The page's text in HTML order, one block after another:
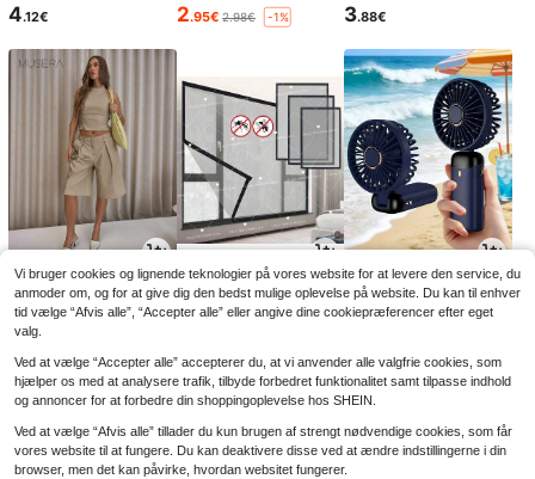
4.12€ 2.95€ 2.98€ -1% 3.88€
18.80€ 5.22€5.42€ -3% 3.15€
Vi bruger cookies og lignende teknologier på vores website for at levere den service, du
anmoder om, og for at give dig den bedst mulige oplevelse på website. Du kan til enhver
tid vælge “Afvis alle”, “Accepter alle” eller angive dine cookiepræferencer efter eget
valg.
Ved at vælge “Accepter alle” accepterer du, at vi anvender alle valgfrie cookies, som
hjælper os med at analysere trafik, tilbyde forbedret funktionalitet samt tilpasse indhold
og annoncer for at forbedre din shoppingoplevelse hos SHEIN.
Ved at vælge “Afvis alle” tillader du kun brugen af strengt nødvendige cookies, som får
vores website til at fungere. Du kan deaktivere disse ved at ændre indstillingerne i din
browser, men det kan påvirke, hvordan websitet fungerer.